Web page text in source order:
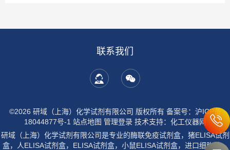
联系我们
©2026 研域（上海）化学试剂有限公司 版权所有 备案号：沪ICP备
18044877号-1 站点地图 管理登录技术支持： 化工仪器网
研域（上海）化学试剂有限公司是专业的酶联免疫试剂盒，猪ELISA试剂
盒，人ELISA试剂盒，ELISA试剂盒，小鼠ELISA试剂盒，进口细胞株，